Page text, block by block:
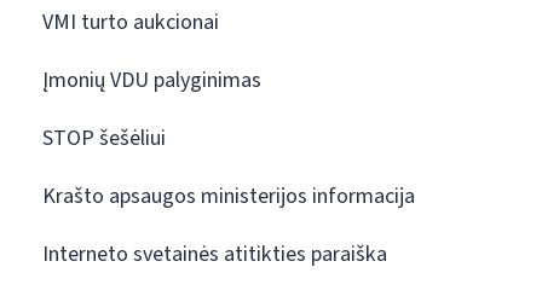
VMI turto aukcionai
Įmonių VDU palyginimas
STOP šešėliui
Krašto apsaugos ministerijos informacija
Interneto svetainės atitikties paraiška